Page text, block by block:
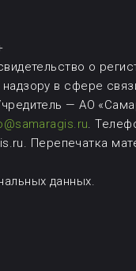
о
в сфере
— АО
.
Перепечатка
данных.